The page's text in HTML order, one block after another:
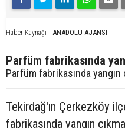
Haber Kaynağı ANADOLU AJANSI
Parfüm fabrikasında
Parfüm fabrikasında yangın
Tekirdağ'ın Çerkezköy
fabrikasında yangın